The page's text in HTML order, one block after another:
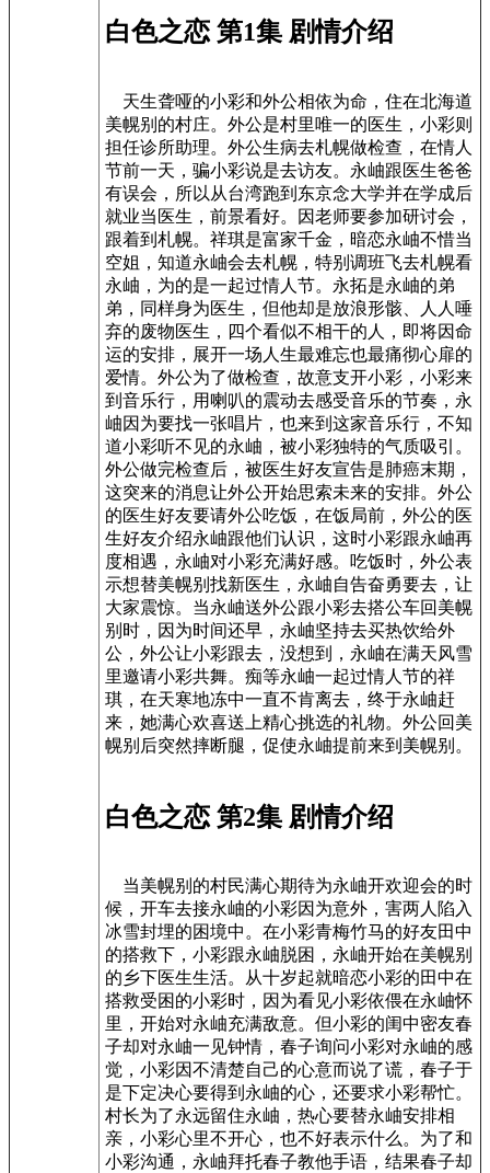
白色之恋 第1集 剧情介绍
天生聋哑的小彩和外公相依为命，住在北海道
美幌别的村庄。外公是村里唯一的医生，小彩则
担任诊所助理。外公生病去札幌做检查，在情人
节前一天，骗小彩说是去访友。永岫跟医生爸爸
有误会，所以从台湾跑到东京念大学并在学成后
就业当医生，前景看好。因老师要参加研讨会，
跟着到札幌。祥琪是富家千金，暗恋永岫不惜当
空姐，知道永岫会去札幌，特别调班飞去札幌看
永岫，为的是一起过情人节。永拓是永岫的弟
弟，同样身为医生，但他却是放浪形骸、人人唾
弃的废物医生，四个看似不相干的人，即将因命
运的安排，展开一场人生最难忘也最痛彻心扉的
爱情。外公为了做检查，故意支开小彩，小彩来
到音乐行，用喇叭的震动去感受音乐的节奏，永
岫因为要找一张唱片，也来到这家音乐行，不知
道小彩听不见的永岫，被小彩独特的气质吸引。
外公做完检查后，被医生好友宣告是肺癌末期，
这突来的消息让外公开始思索未来的安排。外公
的医生好友要请外公吃饭，在饭局前，外公的医
生好友介绍永岫跟他们认识，这时小彩跟永岫再
度相遇，永岫对小彩充满好感。吃饭时，外公表
示想替美幌别找新医生，永岫自告奋勇要去，让
大家震惊。当永岫送外公跟小彩去搭公车回美幌
别时，因为时间还早，永岫坚持去买热饮给外
公，外公让小彩跟去，没想到，永岫在满天风雪
里邀请小彩共舞。痴等永岫一起过情人节的祥
琪，在天寒地冻中一直不肯离去，终于永岫赶
来，她满心欢喜送上精心挑选的礼物。外公回美
幌别后突然摔断腿，促使永岫提前来到美幌别。
白色之恋 第2集 剧情介绍
当美幌别的村民满心期待为永岫开欢迎会的时
候，开车去接永岫的小彩因为意外，害两人陷入
冰雪封埋的困境中。在小彩青梅竹马的好友田中
的搭救下，小彩跟永岫脱困，永岫开始在美幌别
的乡下医生生活。从十岁起就暗恋小彩的田中在
搭救受困的小彩时，因为看见小彩依偎在永岫怀
里，开始对永岫充满敌意。但小彩的闺中密友春
子却对永岫一见钟情，春子询问小彩对永岫的感
觉，小彩因不清楚自己的心意而说了谎，春子于
是下定决心要得到永岫的心，还要求小彩帮忙。
村长为了永远留住永岫，热心要替永岫安排相
亲，小彩心里不开心，也不好表示什么。为了和
小彩沟通，永岫拜托春子教他手语，结果春子却